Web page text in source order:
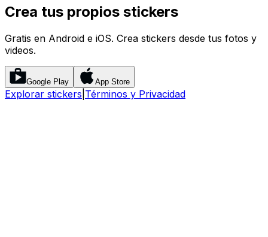
Crea tus propios stickers
Gratis en Android e iOS. Crea stickers desde tus fotos y
videos.
Google Play App Store
Explorar stickers Términos y Privacidad